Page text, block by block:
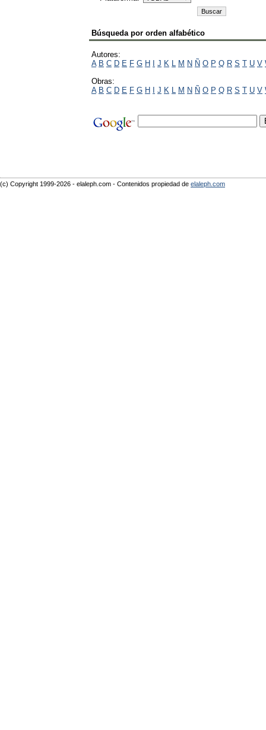
Búsqueda por orden alfabético
Autores:
A B C D E F G H I J K L M N Ñ O P Q R S T U V
Obras:
A B C D E F G H I J K L M N Ñ O P Q R S T U V
(c) Copyright 1999-2026 - elaleph.com - Contenidos propiedad de elaleph.com